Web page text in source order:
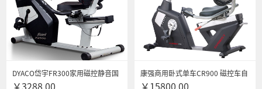
DYACO岱宇FR300家用磁控静音国
产麻豆性爱视频室内运动迷你卧式
￥3288.00
康强商用卧式单车CR900 磁控车自
发电健身车 健身房专用R900
￥15800.00